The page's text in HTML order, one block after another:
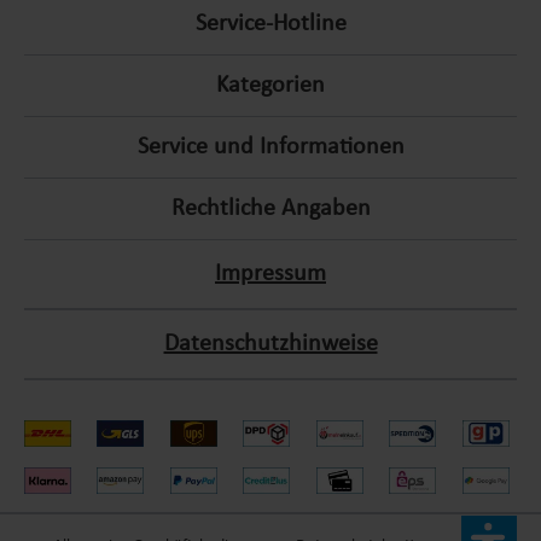
reinigen und wiederzuverwenden, tragen sie zu einem
:contentReference[oaicite:5]{index=5}
Geeignete Pooltypen für
Kartuschenfilteranlagen
Pools, Aufstellpools und Whirlpools. Sie sind ideal für Pools mit
Pools sind leistungsstärkere Filtersysteme, wie
Wartung und Pflege
Um die Effizienz der Kartuschenfilteranlage zu erhalten, ist
Service-Hotline
Kategorien
Service und Informationen
Rechtliche Angaben
Impressum
Datenschutzhinweise